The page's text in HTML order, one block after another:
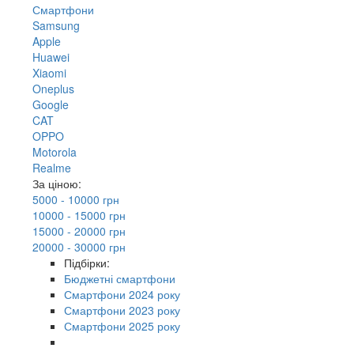
Смартфони
Samsung
Apple
Huawei
Xiaomi
Oneplus
Google
CAT
OPPO
Motorola
Realme
За ціною:
5000 - 10000 грн
10000 - 15000 грн
15000 - 20000 грн
20000 - 30000 грн
Підбірки:
Бюджетні смартфони
Смартфони 2024 року
Смартфони 2023 року
Смартфони 2025 року